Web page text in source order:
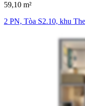
59,10 m²
2 PN, Tòa S2.10, khu